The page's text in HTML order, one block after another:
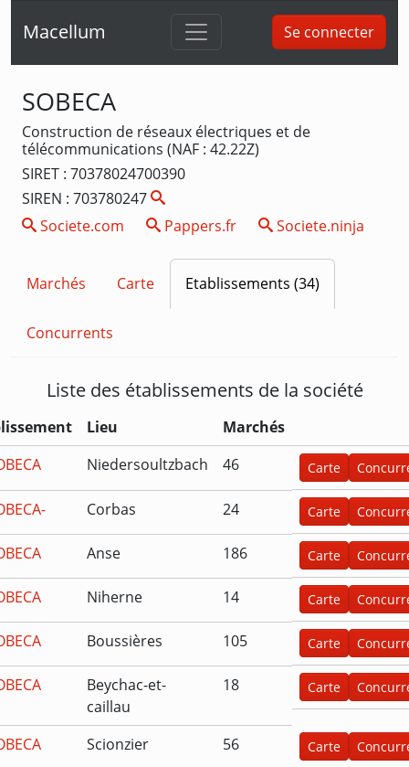
Macellum Se connecter
SOBECA
Construction de réseaux électriques et de
télécommunications (NAF : 42.22Z)
SIRET : 70378024700390
SIREN : 703780247
Societe.com
Pappers.fr Societe.ninja
Marchés Carte Etablissements (34)
Concurrents
Liste des établissements de la société
Lieu
Marchés
Niedersoultzbach 46 Carte
Corbas 24 Carte
Anse 186 Carte
Niherne 14 Carte
Boussières 105 Carte
Beychac-et-
caillau
18 Carte
Scionzier 56 Carte